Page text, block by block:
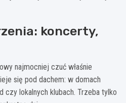
koncerty,
najmocniej czuć właśnie
się pod dachem: w domach
czy lokalnych klubach. Trzeba tylko